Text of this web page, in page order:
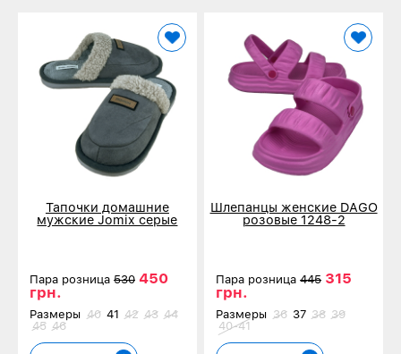
Тапочки домашние
мужские Jomix серые
Пара розница 530 450
грн.
Размеры 40 41 42 43 44
45 46
Шлепанцы женские DAGO
розовые 1248-2
Пара розница445 315
грн.
Размеры 36 37 38 39
40-41